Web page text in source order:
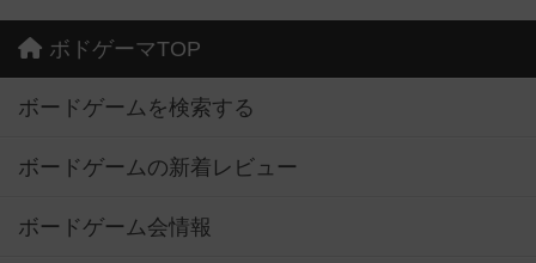
ボドゲーマTOP
ボードゲームを検索する
ボードゲームの新着レビュー
ボードゲーム会情報